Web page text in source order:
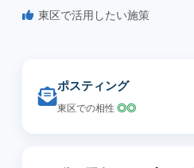
東区で活用したい施策
ポスティング
東区での相性 ◎◎